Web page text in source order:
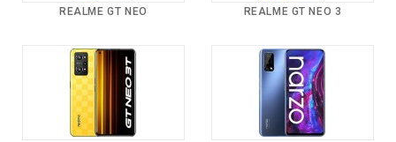
REALME GT NEO REALME GT NEO 3